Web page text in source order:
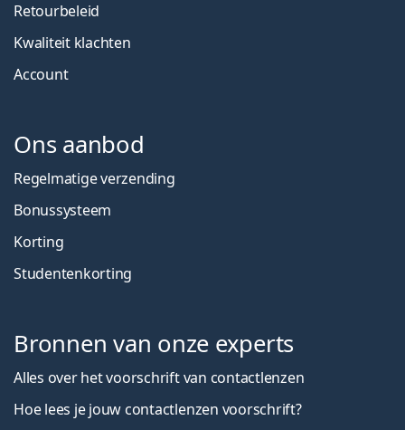
Retourbeleid
Kwaliteit klachten
Account
Ons aanbod
Regelmatige verzending
Bonussysteem
Korting
Studentenkorting
Bronnen van onze experts
Alles over het voorschrift van contactlenzen
Hoe lees je jouw contactlenzen voorschrift?